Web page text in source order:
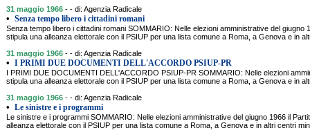
31 maggio 1966 - - di: Agenzia Radicale
• Senza tempo libero i cittadini romani
Senza tempo libero i cittadini romani SOMMARIO: Nelle elezioni amministrative del giugno
stipula una alleanza elettorale con il PSIUP per una lista comune a Roma, a Genova e in
31 maggio 1966 - - di: Agenzia Radicale
• I PRIMI DUE DOCUMENTI DELL'ACCORDO PSIUP-PR
I PRIMI DUE DOCUMENTI DELL'ACCORDO PSIUP-PR SOMMARIO: Nelle elezioni
stipula una alleanza elettorale con il PSIUP per una lista comune a Roma, a Genova e in
31 maggio 1966 - - di: Agenzia Radicale
• Le sinistre e i programmi
Le sinistre e i programmi SOMMARIO: Nelle elezioni amministrative del giugno 1966 il
alleanza elettorale con il PSIUP per una lista comune a Roma, a Genova e in altri centri